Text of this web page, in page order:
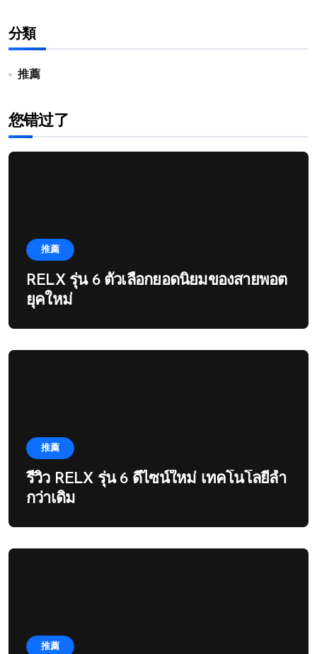
分類
推薦
您错过了
推薦
RELX รุ่น 6 ตัวเลือกยอดนิยมของสายพอต
ยุคใหม่
推薦
รีวิว RELX รุ่น 6 ดีไซน์ใหม่ เทคโนโลยีล้ำ
กว่าเดิม
推薦